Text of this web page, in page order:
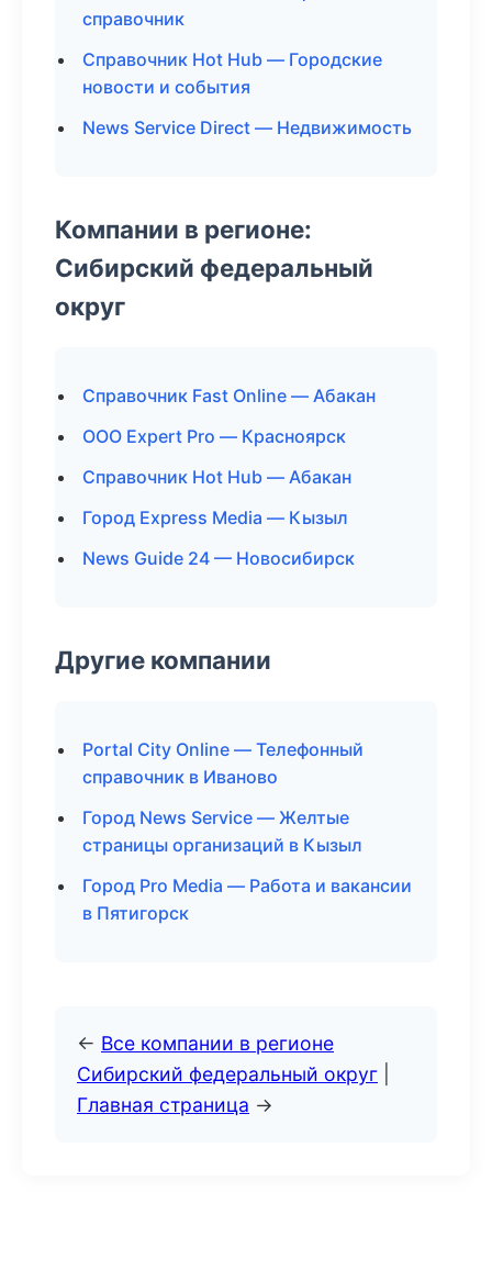
справочник
Справочник Hot Hub — Городские
новости и события
News Service Direct — Недвижимость
Компании в регионе:
Сибирский федеральный
округ
Справочник Fast Online — Абакан
ООО Expert Pro — Красноярск
Справочник Hot Hub — Абакан
Город Express Media — Кызыл
News Guide 24 — Новосибирск
Другие компании
Portal City Online — Телефонный
справочник в Иваново
Город News Service — Желтые
страницы организаций в Кызыл
Город Pro Media — Работа и вакансии
в Пятигорск
← Все компании в регионе
Сибирский федеральный округ
Главная страница →